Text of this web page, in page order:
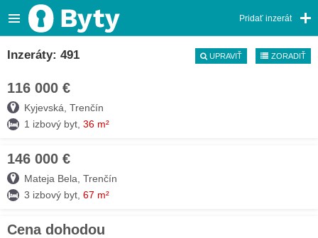
Pridať inzerát
Inzeráty: 491 UPRAVIŤ ZORADIŤ
116 000 €
Kyjevská, Trenčín
1 izbový byt, 36 m²
146 000 €
Mateja Bela, Trenčín
3 izbový byt, 67 m²
Cena dohodou